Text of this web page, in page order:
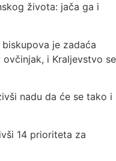
života: jača ga i
je zadaća
i Kraljevstvo se
nadu da će se tako i
14 prioriteta za